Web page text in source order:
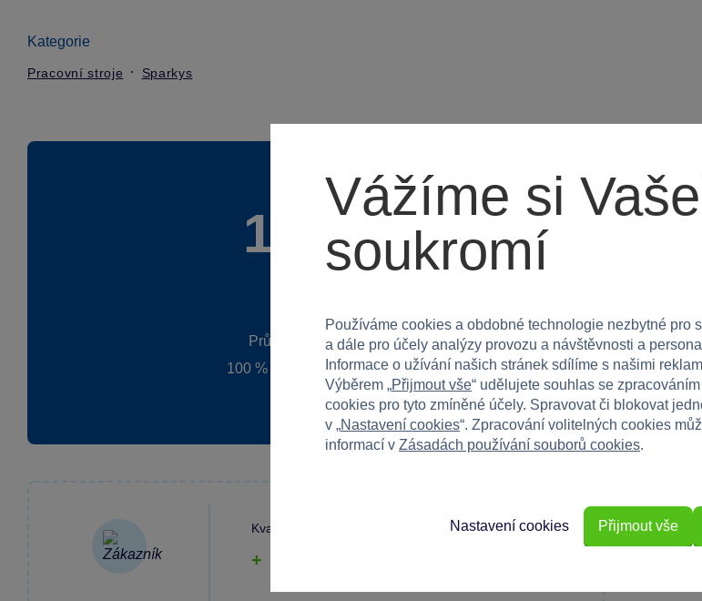
Kategorie
Pracovní stroje Sparkys
100 %
Průměr z 1 hodnocení
100 % zákazníků doporučuje
Kvalita
Vážíme si
soukromí
Používáme cookies a obdobné technologie nezbytné pro
a dále pro účely analýzy provozu a návštěvnosti a
Informace o užívání našich stránek sdílíme s našimi
Výběrem „Přijmout vše“ udělujete souhlas se
cookies pro tyto zmíněné účely. Spravovat či blokovat
v „Nastavení cookies“. Zpracování volitelných cookies
informací v Zásadách používání souborů cookies.
Nastavení cookies Přijmout vše